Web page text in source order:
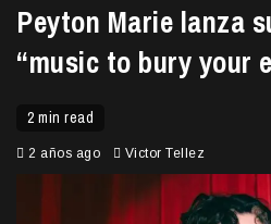
Peyton Marie lanza
“music to bury your
2 min read
2 años ago Victor Tellez